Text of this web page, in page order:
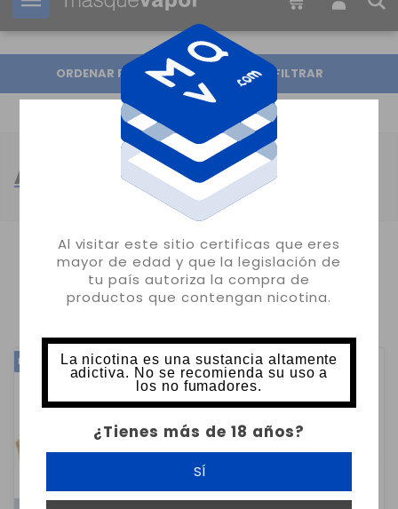
Al visitar este sitio certificas que eres
mayor de edad y que la legislación de
tu país autoriza la compra de
productos que contengan nicotina.
La nicotina es una sustancia altamente
adictiva. No se recomienda su uso a
los no fumadores.
¿Tienes más de 18 años?
SÍ
Tu pedido puede ser enviado en 05m: 43s
ORDENAR POR FILTRAR
AROMAS LONGFILL DULCES
MOSTRANDO 1-24 DE 278 ARTÍCULO(S)
1 2 3 … 12
NUEVO NUEVO